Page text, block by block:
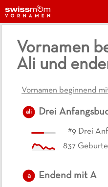
Vornamen
Ali und
Vornamen beginnend
ali Drei
#9 Drei
837
a Endend mit A